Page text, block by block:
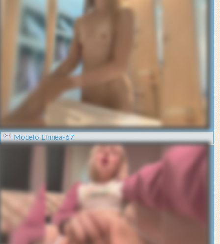
Modelo Linnea-67